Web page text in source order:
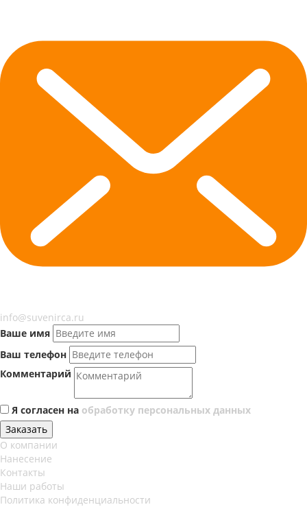
info@suvenirca.ru
Ваше имя
Ваш телефон
Комментарий
Я согласен на обработку персональных данных
Заказать
О компании
Нанесение
Контакты
Наши работы
Политика конфиденциальности